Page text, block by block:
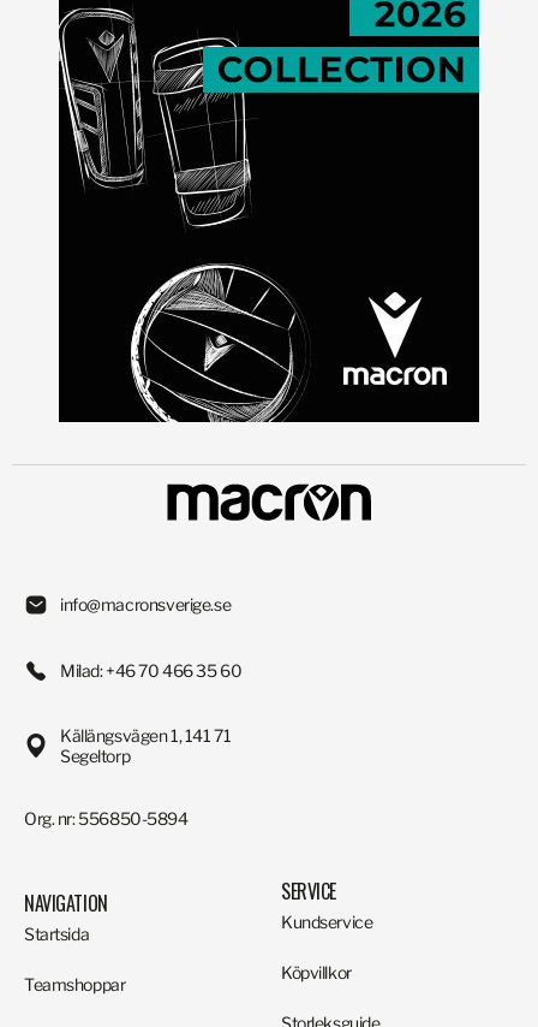
info@macronsverige.se
Milad: +46 70 466 35 60
Källängsvägen 1, 141 71
Segeltorp
Org. nr: 556850-5894
NAVIGATION
Startsida
Teamshoppar
SERVICE
Kundservice
Köpvillkor